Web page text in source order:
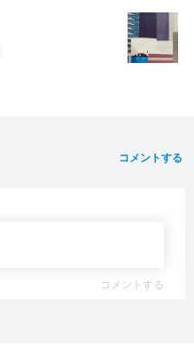
コメントする
コメントする